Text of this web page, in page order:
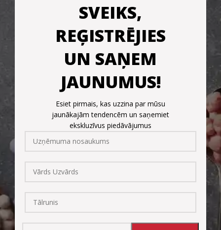
SVEIKS,
REĢISTRĒJIES
UN SAŅEM
JAUNUMUS!
Esiet pirmais, kas uzzina par mūsu
jaunākajām tendencēm un saņemiet
ekskluzīvus piedāvājumus